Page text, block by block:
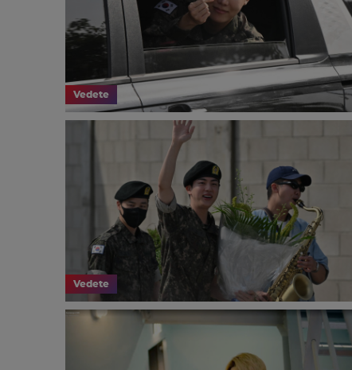
Vedete
Vedete